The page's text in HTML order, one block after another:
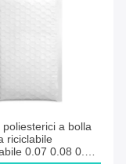
poliesterici a bolla
riciclabile
0.07 0.08 0.09